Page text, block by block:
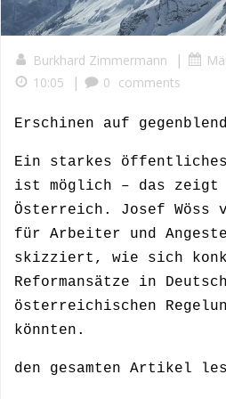
Burkhard Zimmermann |
10:05 | 0 comments
Erschinen auf
Ein starkes öffentliches
ist möglich – das zeigt
Österreich. Josef Wöss
für Arbeiter und
skizziert, wie sich
Reformansätze in
österreichischen
könnten.
den gesamten Artikel